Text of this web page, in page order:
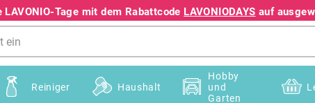
LAVONIO-Tage mit dem Rabattcode LAVONIODAYS auf
+49 78195633041
Reiniger Haushalt
Hobby
und
Garten